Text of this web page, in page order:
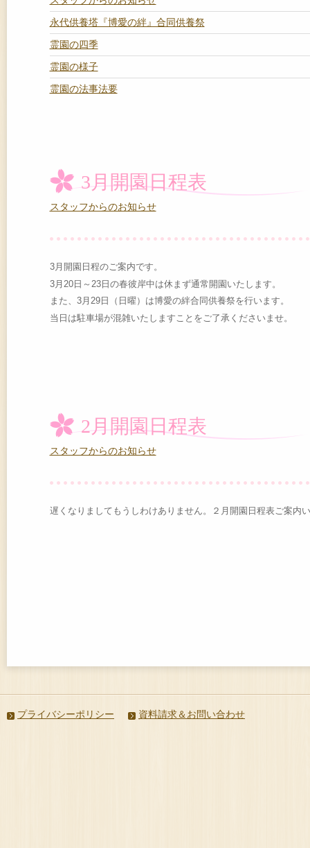
永代供養塔『博愛の絆』合同供養祭
霊園の四季
霊園の様子
霊園の法事法要
3月開園日程表
スタッフからのお知らせ
3月開園日程のご案内です。
3月20日～23日の春彼岸中は休まず通常開園いたします。
また、3月29日（日曜）は博愛の絆合同供養祭を行います。
当日は駐車場が混雑いたしますことをご了承くださいませ。
2月開園日程表
スタッフからのお知らせ
遅くなりましてもうしわけありません。２月開園日程表ご案内
プライバシーポリシー 資料請求＆お問い合わせ